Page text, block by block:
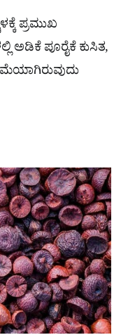
ಪ್ರಮುಖ
ಅಡಿಕೆ ಪೂರೈಕೆ ಕುಸಿತ,